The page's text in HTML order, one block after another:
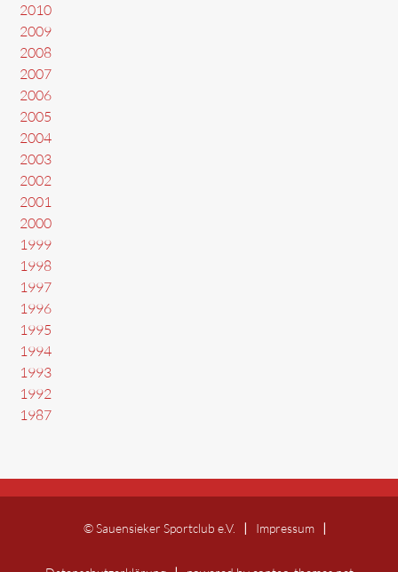
2010
2009
2008
2007
2006
2005
2004
2003
2002
2001
2000
1999
1998
1997
1996
1995
1994
1993
1992
1987
© Sauensieker Sportclub e.V. Impressum